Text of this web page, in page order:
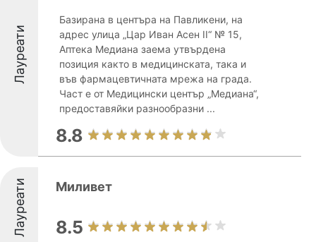
Лауреати
Базирана в центъра на Павликени, на
адрес улица „Цар Иван Асен II“ № 15,
Аптека Медиана заема утвърдена
позиция както в медицинската, така и
във фармацевтичната мрежа на града.
Част е от Медицински център „Медиана“,
предоставяйки разнообразни ...
8.8
Лауреати Миливет
8.5